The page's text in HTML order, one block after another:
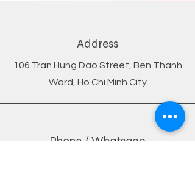
Address
106 Tran Hung Dao Street, Ben Thanh
Ward, Ho Chi Minh City
Phone / Whatsapp